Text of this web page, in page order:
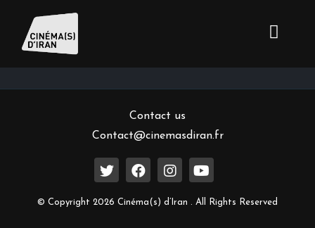
Inscrivez-vous à notre newsletter
Contact us
Contact@cinemasdiran.fr
© Copyright 2026 Cinéma(s) d’Iran . All Rights Reserved